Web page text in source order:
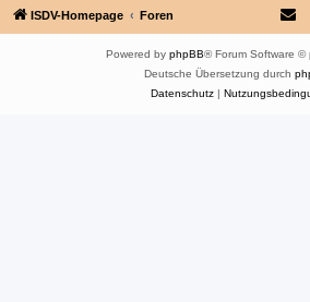
ISDV-Homepage Foren
Powered by phpBB® Forum Software ©
Deutsche Übersetzung durch
Datenschutz|